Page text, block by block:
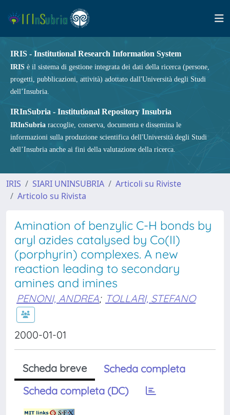
IRIS - Institutional Research Information System
IRIS è il sistema di gestione integrata dei dati della ricerca (persone,
progetti, pubblicazioni, attività) adottato dall'Università degli Studi
dell’Insubria.
IRInSubria - Institutional Repository Insubria
IRInSubria raccoglie, conserva, documenta e dissemina le
informazioni sulla produzione scientifica dell'Università degli Studi
dell’Insubria anche ai fini della valutazione della ricerca.
IRIS SIARI UNINSUBRIA
Articoli su Riviste
Articolo su Rivista
Amination of benzylic C-H bonds by
aryl azides catalysed by Co(II)
(porphyrin) complexes. A new
reaction leading to secondary
amines and imines
PENONI, ANDREA; TOLLARI, STEFANO
2000-01-01
Scheda breve
Scheda completa
Scheda completa (DC)